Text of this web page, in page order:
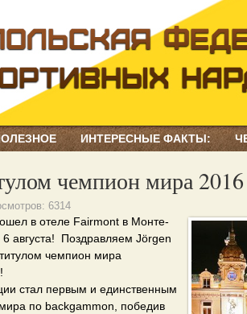
ИНТЕРЕСНЫЕ ФАКТЫ:
чемпион мира 2016
6314
в отеле Fairmont в Монте-
августа! Поздравляем Jörgen
чемпион мира
стал первым и единственным
по backgammon, победив